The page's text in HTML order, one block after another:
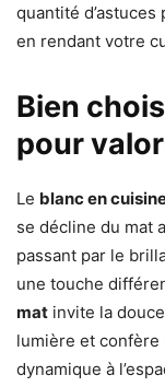
quantité
en rendant votre
Bien
pour
Le blanc en
se décline du mat
passant par le
une touche
mat invite la
lumière et confère
dynamique à